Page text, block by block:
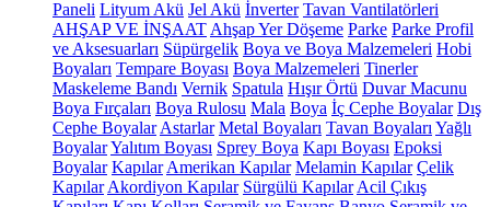
Paneli Lityum Akü Jel Akü İnverter Tavan Vantilatörleri
AHŞAP VE İNŞAAT Ahşap Yer Döşeme Parke Parke Profil
ve Aksesuarları Süpürgelik Boya ve Boya Malzemeleri Hobi
Boyaları Tempare Boyası Boya Malzemeleri Tinerler
Maskeleme Bandı Vernik Spatula Hışır Örtü Duvar Macunu
Boya Fırçaları Boya Rulosu Mala Boya İç Cephe Boyalar Dış
Cephe Boyalar Astarlar Metal Boyaları Tavan Boyaları Yağlı
BoyalarYalıtım Boyası Sprey Boya Kapı Boyası Epoksi
Boyalar Kapılar Amerikan Kapılar Melamin Kapılar Çelik
Kapılar Akordiyon Kapılar Sürgülü Kapılar Acil Çıkış